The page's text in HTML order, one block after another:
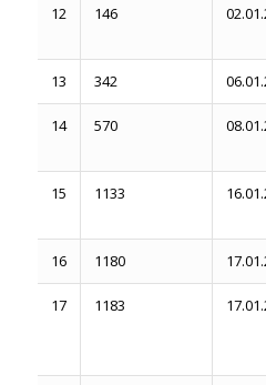
12 146
13 342
14 570
15 1133
16 1180
17 1183